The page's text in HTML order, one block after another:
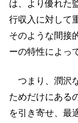
は、より優れた
行収入に対して
そのような間接
ーの特性によっ
つまり、潤沢
ためだけにある
を引き寄せ、最